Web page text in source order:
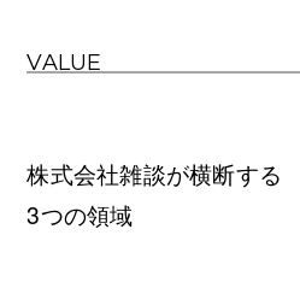
VALUE
株式会社雑談が横断する
3つの領域